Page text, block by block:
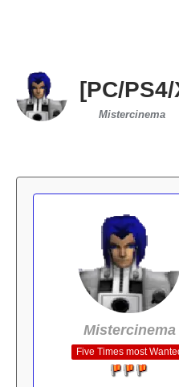
[PC/
Mistercinema
Mistercinema
Five Times most